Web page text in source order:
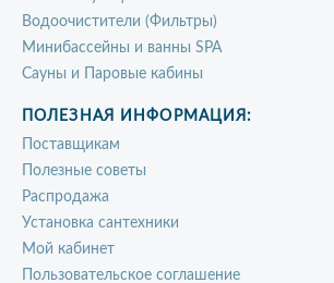
Водоочистители (Фильтры)
Минибассейны и ванны SPA
Сауны и Паровые кабины
ПОЛЕЗНАЯ ИНФОРМАЦИЯ:
Поставщикам
Полезные советы
Распродажа
Установка сантехники
Мой кабинет
Пользовательское соглашение